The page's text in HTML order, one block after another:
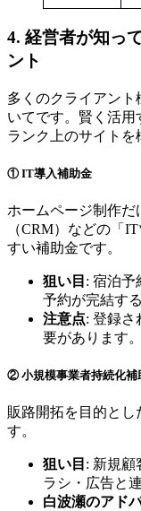
4. 経営者が知っ
ント
多くのクライアン
いてです。賢く活
ランク上のサイトを
① IT導入補助金
ホームページ制作
（CRM）などの「
すい補助金です。
狙い目 : 宿泊予
予約が完結する
注意点: 登録さ
要があります。
② 小規模事業者持続化補
販路開拓を目的とし
す。
狙い目 : 新規顧
ラシ・広告と
白波瀬のアド